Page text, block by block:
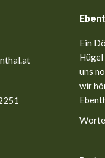
Ein
Hügel
uns
wir